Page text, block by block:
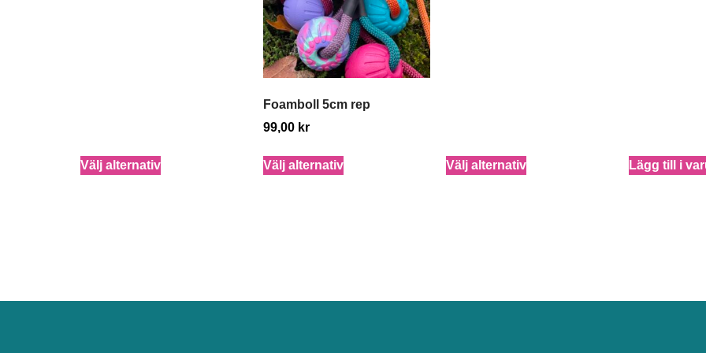
Välj alternativ
Foamboll 5cm rep
99,00 kr
Välj alternativ Välj alternativ Lägg till i